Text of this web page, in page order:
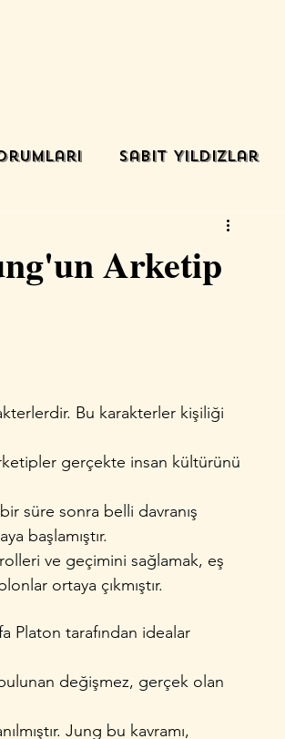
Sabit Yıldızlar
Arketip
Bu karakterler kişiliği
gerçekte insan kültürünü
süre sonra belli davranış
başlamıştır.
ve geçimini sağlamak, eş
ortaya çıkmıştır.
Platon tarafından idealar
değişmez, gerçek olan
Jung bu kavramı,